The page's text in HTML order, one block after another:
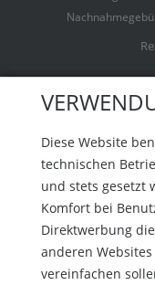
Diese Website
technischen
und stets gesetzt
Komfort bei
Direktwerbung
anderen
vereinfachen